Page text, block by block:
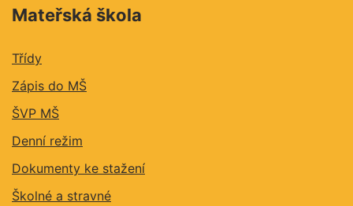
Mateřská škola
Třídy
Zápis do MŠ
ŠVP MŠ
Denní režim
Dokumenty ke stažení
Školné a stravné